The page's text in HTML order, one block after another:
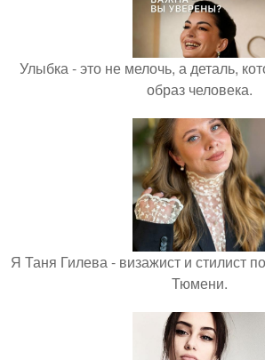
Улыбка - это не мелочь, а деталь,
образ человека.
Я Таня Гилева - визажист и стилист
Тюмени.